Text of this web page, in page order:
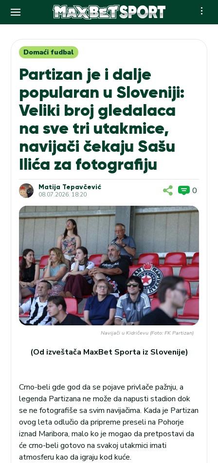
contentDomaći fudbal
Partizan je i dalje
popularan u Sloveniji:
Veliki broj gledalaca
na sve tri utakmice,
navijači čekaju Sašu
Ilića za fotografiju
Matija Tepavčević
08.07.2026. 18:20 0
Navijači u Kidričevu (Foto: FK Partizan)
(Od izveštača MaxBet Sporta iz Slovenije)
Crno-beli gde god da se pojave privlače pažnju, a
legenda Partizana ne može da napusti stadion dok
se ne fotografiše sa svim navijačima. Kada je Partizan
ovog leta odlučio da pripreme preseli na Pohorje
iznad Maribora, malo ko je mogao da pretpostavi da
će crno-beli gotovo na svakoj utakmici imati
atmosferu kao da igraju kod kuće.